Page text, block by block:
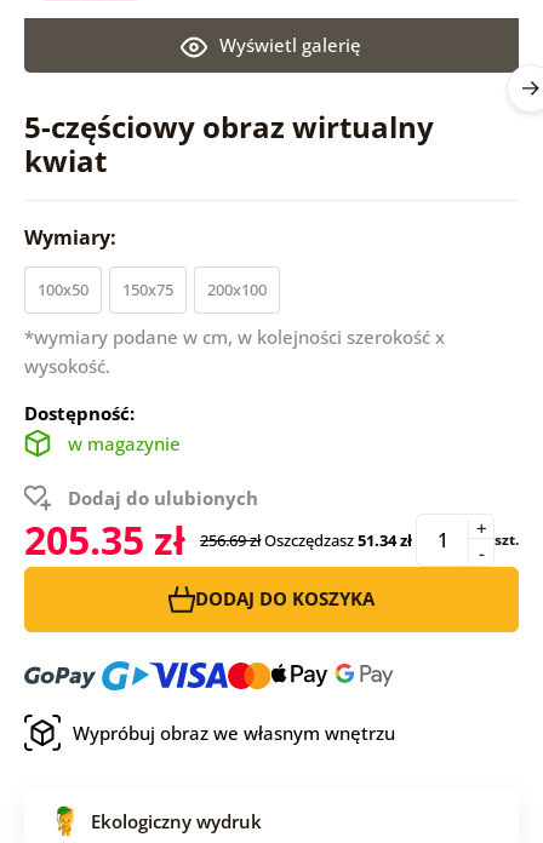
5-częściowy obraz wirtualny
kwiat
Wyświetl galerię
Wymiary:
100x50 150x75 200x100
*wymiary podane w cm, w kolejności szerokość x
wysokość.
Dostępność:
w magazynie
Dodaj do ulubionych
205.35 zł 256.69 złOszczędzasz51.34 zł -
+ szt.
DODAJ DO KOSZYKA
Wypróbuj obraz we własnym wnętrzu
Ekologiczny wydruk